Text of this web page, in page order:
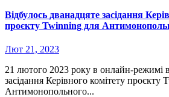
Відбулось дванадцяте засідання
проєкту Twinning для
Лют 21, 2023
21 лютого 2023 року в онлайн-режимі відбулося дванадцяте
засідання Керівного комітету проєкту
Антимонопольного...